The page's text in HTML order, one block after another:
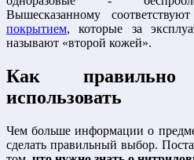
Вышесказанному соответствуют
покрытием, которые за
называют «второй кожей».
Как
использовать
Чем больше информации о
сделать правильный выбор.